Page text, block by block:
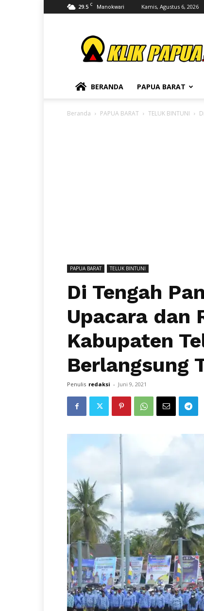
29.5 C Manokwari Kamis, Agustus 6, 2026
BERANDA PAPUA BARAT
Beranda PAPUA BARAT TELUK BINTUNI
PAPUA BARAT TELUK BINTUNI
Di Tengah
Upacara dan
Kabupaten
Berlangsung
Penulis redaksi - Juni 9, 2021